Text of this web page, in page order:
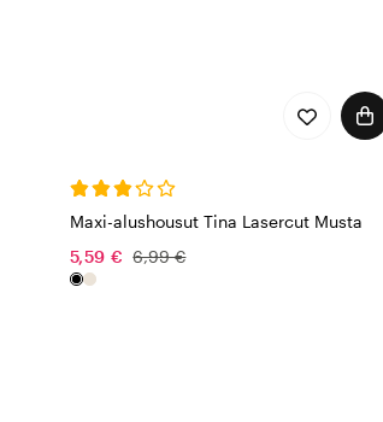
Maxi-alushousut Tina Lasercut Musta
5,59 € 6,99 €